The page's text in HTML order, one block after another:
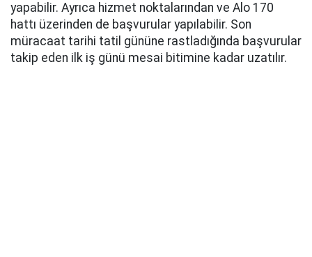
yapabilir. Ayrıca hizmet noktalarından ve Alo 170
hattı üzerinden de başvurular yapılabilir. Son
müracaat tarihi tatil gününe rastladığında başvurular
takip eden ilk iş günü mesai bitimine kadar uzatılır.